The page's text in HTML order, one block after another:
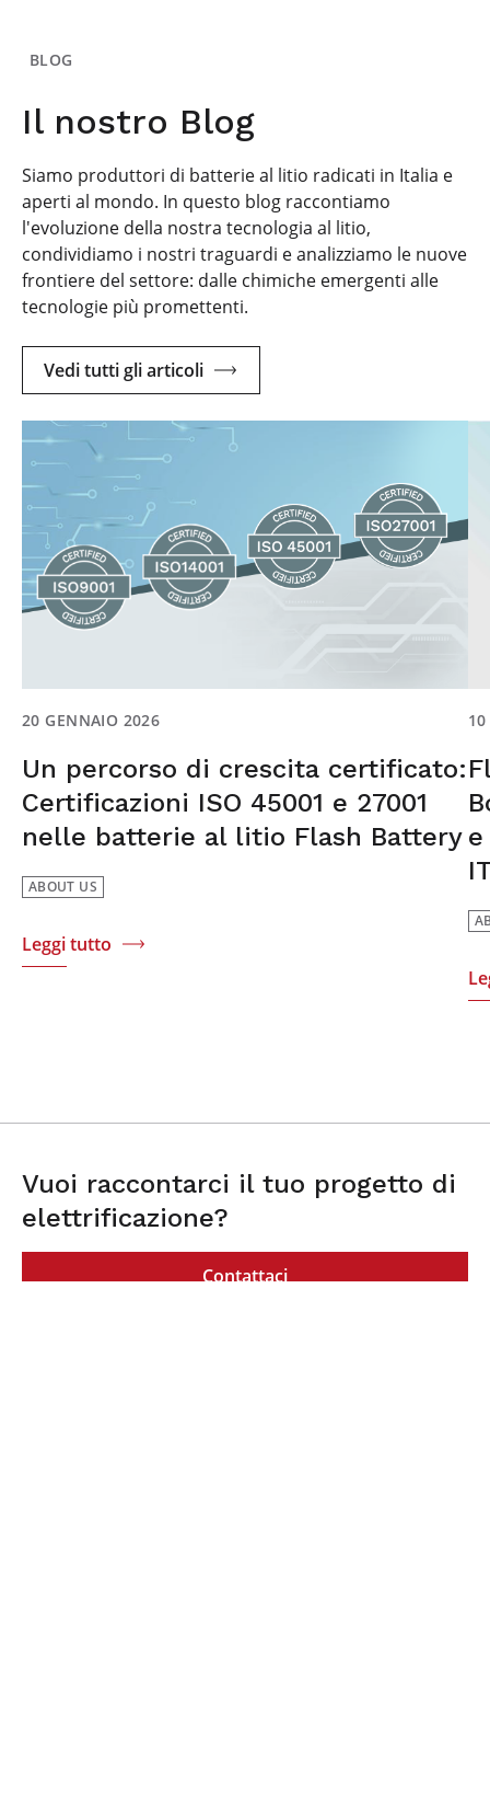
BLOG
Il nostro Blog
Siamo produttori di batterie al litio radicati in Italia e
aperti al mondo. In questo blog raccontiamo
l'evoluzione della nostra tecnologia al litio,
condividiamo i nostri traguardi e analizziamo le nuove
frontiere del settore: dalle chimiche emergenti alle
tecnologie più promettenti.
Vedi tutti gli articoli
20 GENNAIO 2026
Un percorso di crescita certificato:
Certificazioni ISO 45001 e 27001
nelle batterie al litio Flash Battery
ABOUT US
Leggi tutto
Vuoi raccontarci il tuo progetto di
elettrificazione?
Contattaci